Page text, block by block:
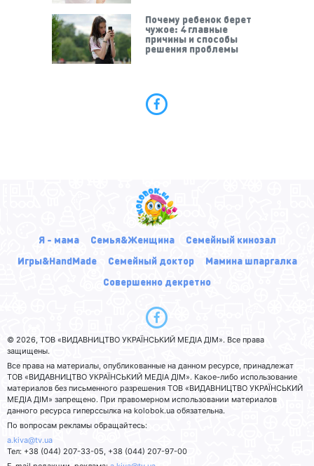
Почему ребенок берет
чужое: 4 главные
причины и способы
решения проблемы
Я - мама Семья&Женщина
Семейный кинозал
Игры&HandMade
Семейный доктор
Мамина шпаргалка
Совершенно декретно
© 2026, ТОВ «ВИДАВНИЦТВО УКРАЇНСЬКИЙ МЕДІА ДІМ». Все права
защищены.
Все права на материалы, опубликованные на данном ресурсе, принадлежат
ТОВ «ВИДАВНИЦТВО УКРАЇНСЬКИЙ МЕДІА ДІМ». Какое-либо использование
материалов без письменного разрешения ТОВ «ВИДАВНИЦТВО УКРАЇНСЬКИЙ
МЕДІА ДІМ» запрещено. При правомерном использовании материалов
данного ресурса гиперссылка на kolobok.ua обязательна.
По вопросам рекламы обращайтесь:
a.kiva@tv.ua
Тел: +38 (044) 207-33-05, +38 (044) 207-97-00